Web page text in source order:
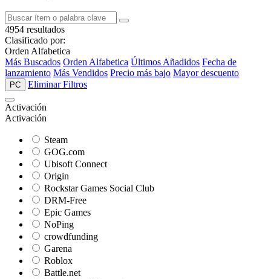
4954 resultados
Clasificado por:
Orden Alfabetica
Más Buscados Orden Alfabetica Últimos Añadidos Fecha de
lanzamiento Más Vendidos Precio más bajo Mayor descuento
PC Eliminar Filtros
Activación
Activación
Steam
GOG.com
Ubisoft Connect
Origin
Rockstar Games Social Club
DRM-Free
Epic Games
NoPing
crowdfunding
Garena
Roblox
Battle.net